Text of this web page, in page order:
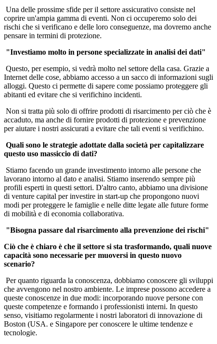
Una delle prossime sfide per il settore assicurativo consiste nel
coprire un'ampia gamma di eventi. Non ci occuperemo solo dei
rischi che si verificano e delle loro conseguenze, ma dovremo anche
pensare in termini di protezione.
"Investiamo molto in persone specializzate in analisi dei dati"
Questo, per esempio, si vedrà molto nel settore della casa. Grazie a
Internet delle cose, abbiamo accesso a un sacco di informazioni sugli
alloggi. Questo ci permette di sapere come possiamo proteggere gli
abitanti ed evitare che si verifichino incidenti.
Non si tratta più solo di offrire prodotti di risarcimento per ciò che è
accaduto, ma anche di fornire prodotti di protezione e prevenzione
per aiutare i nostri assicurati a evitare che tali eventi si verifichino.
Quali sono le strategie adottate dalla società per capitalizzare
questo uso massiccio di dati?
Stiamo facendo un grande investimento intorno alle persone che
lavorano intorno al dato e analisi. Stiamo inserendo sempre più
profili esperti in questi settori. D'altro canto, abbiamo una divisione
di venture capital per investire in start-up che propongono nuovi
modi per proteggere le famiglie e nelle ditte legate alle future forme
di mobilità e di economia collaborativa.
"Bisogna passare dal risarcimento alla prevenzione dei rischi"
Ciò che è chiaro è che il settore si sta trasformando, quali nuove
capacità sono necessarie per muoversi in questo nuovo
scenario?
Per quanto riguarda la conoscenza, dobbiamo conoscere gli sviluppi
che avvengono nel nostro ambiente. Le imprese possono accedere a
queste conoscenze in due modi: incorporando nuove persone con
queste competenze e formando i professionisti interni. In questo
senso, visitiamo regolarmente i nostri laboratori di innovazione di
Boston (USA. e Singapore per conoscere le ultime tendenze e
tecnologie.